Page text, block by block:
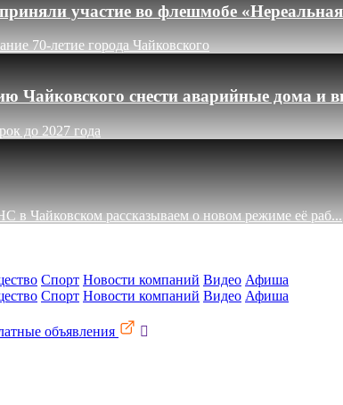
участие во флешмобе
70-летие города Чайковского
Чайковского снести аварийные дома и
до 2027 года
в Чайковском рассказываем о новом режиме её раб...
Спорт Новости компаний Видео Афиша
Спорт Новости компаний Видео Афиша
объявления